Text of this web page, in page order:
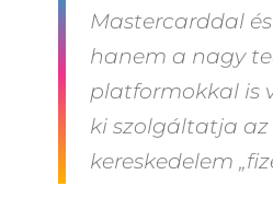
Mastercarddal
hanem a nagy
platformokkal is
ki szolgáltatja
kereskedelem